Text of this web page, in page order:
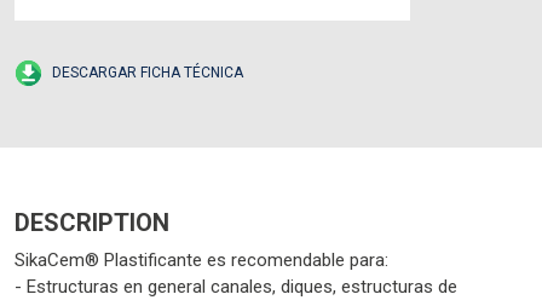
DESCARGAR FICHA TÉCNICA
DESCRIPTION
SikaCem® Plastificante es recomendable para:
- Estructuras en general canales, diques, estructuras de